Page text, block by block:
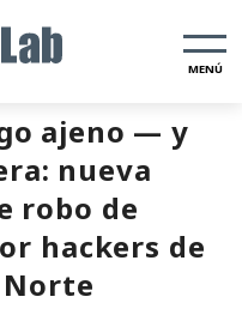
MENÚ
ajeno — y
nueva
robo de
hackers de
Norte